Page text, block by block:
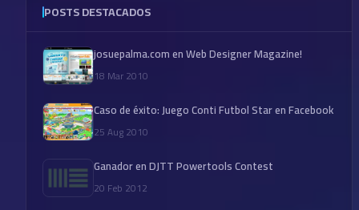
POSTS DESTACADOS
josuepalma.com en Web Designer Magazine!
18 Mar 2010
Caso de éxito: Juego Conti Futbol Star en Facebook
25 Aug 2010
Ganador en DJTT Powertools Contest
20 Feb 2012